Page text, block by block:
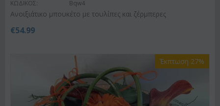
ΚΩΔΙΚΟΣ: Bqw4
Ανοιξιάτικο μπουκέτο με τουλίπες και ζέρμπερες
€54.99
Έκπτωση 27%